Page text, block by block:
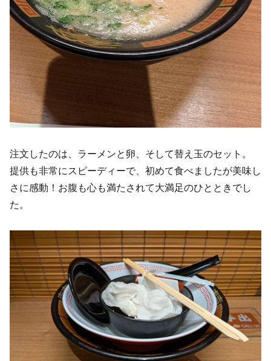
注文したのは、ラーメンと卵、そして替え玉のセット。
提供も非常にスピーディーで、初めて食べましたが美味し
さに感動！お腹も心も満たされて大満足のひとときでし
た。